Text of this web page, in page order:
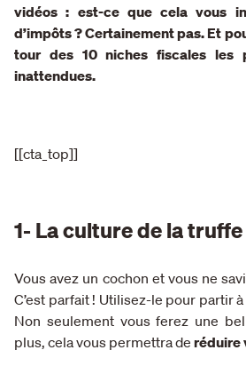
vidéos : est-ce que cela vous
d’impôts ? Certainement pas. Et
tour des 10 niches fiscales les
inattendues.
[[cta_top]]
1- La culture de la truffe
Vous avez un cochon et vous ne
C’est parfait ! Utilisez-le pour partir
Non seulement vous ferez une
plus, cela vous permettra de réduire